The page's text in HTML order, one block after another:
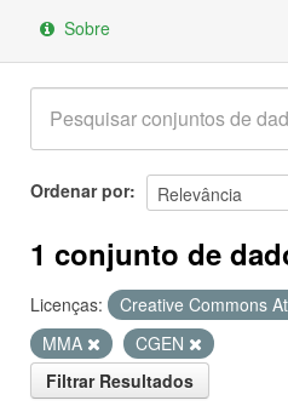
Sobre
Ordenar por
1 conjunto de
Licenças: Creative Commons
MMA
CGEN
Filtrar Resultados